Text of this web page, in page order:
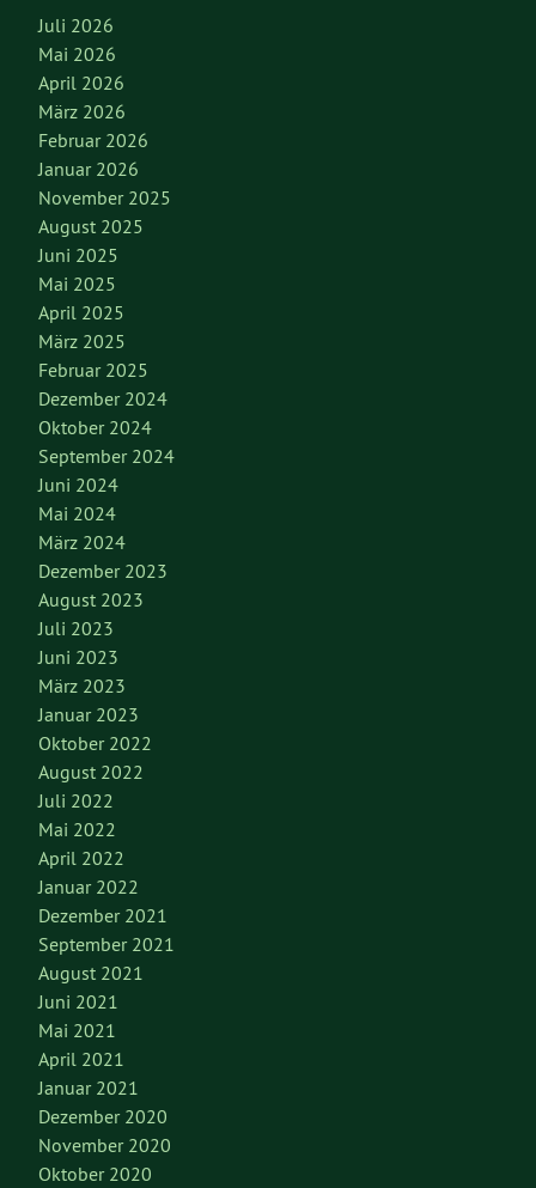
Juli 2026
Mai 2026
April 2026
März 2026
Februar 2026
Januar 2026
November 2025
August 2025
Juni 2025
Mai 2025
April 2025
März 2025
Februar 2025
Dezember 2024
Oktober 2024
September 2024
Juni 2024
Mai 2024
März 2024
Dezember 2023
August 2023
Juli 2023
Juni 2023
März 2023
Januar 2023
Oktober 2022
August 2022
Juli 2022
Mai 2022
April 2022
Januar 2022
Dezember 2021
September 2021
August 2021
Juni 2021
Mai 2021
April 2021
Januar 2021
Dezember 2020
November 2020
Oktober 2020